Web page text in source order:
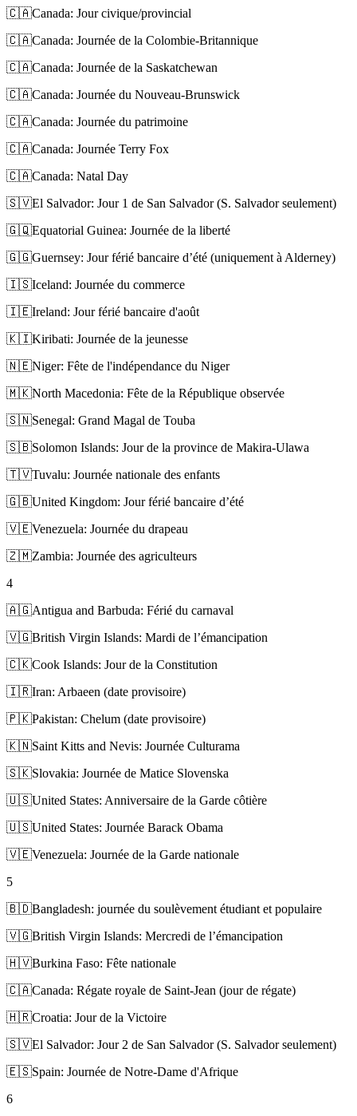
🇨🇦Canada: Jour civique/provincial
🇨🇦Canada: Journée de la Colombie-Britannique
🇨🇦Canada: Journée de la Saskatchewan
🇨🇦Canada: Journée du Nouveau-Brunswick
🇨🇦Canada: Journée du patrimoine
🇨🇦Canada: Journée Terry Fox
🇨🇦Canada: Natal Day
🇸🇻El Salvador: Jour 1 de San Salvador (S. Salvador seulement)
🇬🇶Equatorial Guinea: Journée de la liberté
🇬🇬Guernsey: Jour férié bancaire d’été (uniquement à Alderney)
🇮🇸Iceland: Journée du commerce
🇮🇪Ireland: Jour férié bancaire d'août
🇰🇮Kiribati: Journée de la jeunesse
🇳🇪Niger: Fête de l'indépendance du Niger
🇲🇰North Macedonia: Fête de la République observée
🇸🇳Senegal: Grand Magal de Touba
🇸🇧Solomon Islands: Jour de la province de Makira-Ulawa
🇹🇻Tuvalu: Journée nationale des enfants
🇬🇧United Kingdom: Jour férié bancaire d’été
🇻🇪Venezuela: Journée du drapeau
🇿🇲Zambia: Journée des agriculteurs
4
🇦🇬Antigua and Barbuda: Férié du carnaval
🇻🇬British Virgin Islands: Mardi de l’émancipation
🇨🇰Cook Islands: Jour de la Constitution
🇮🇷Iran: Arbaeen (date provisoire)
🇵🇰Pakistan: Chelum (date provisoire)
🇰🇳Saint Kitts and Nevis: Journée Culturama
🇸🇰Slovakia: Journée de Matice Slovenska
🇺🇸United States: Anniversaire de la Garde côtière
🇺🇸United States: Journée Barack Obama
🇻🇪Venezuela: Journée de la Garde nationale
5
🇧🇩Bangladesh: journée du soulèvement étudiant et populaire
🇻🇬British Virgin Islands: Mercredi de l’émancipation
🇭🇻Burkina Faso: Fête nationale
🇨🇦Canada: Régate royale de Saint-Jean (jour de régate)
🇭🇷Croatia: Jour de la Victoire
🇸🇻El Salvador: Jour 2 de San Salvador (S. Salvador seulement)
🇪🇸Spain: Journée de Notre-Dame d'Afrique
6